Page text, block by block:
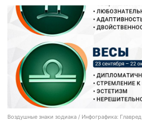
Воздушные знаки зодиака / Инфографика: Главред